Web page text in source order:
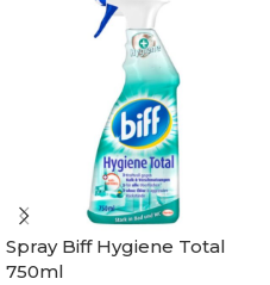
Spray Biff Hygiene Total
750ml